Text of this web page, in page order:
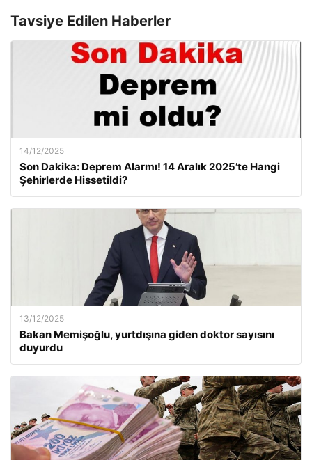
Tavsiye Edilen Haberler
14/12/2025
Son Dakika: Deprem Alarmı! 14 Aralık 2025’te Hangi
Şehirlerde Hissetildi?
13/12/2025
Bakan Memişoğlu, yurtdışına giden doktor sayısını
duyurdu